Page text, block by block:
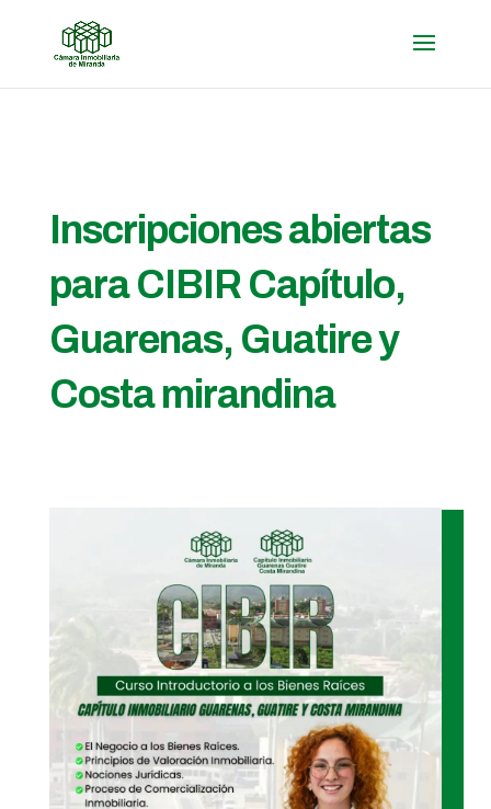
Inscripciones abiertas
para CIBIR Capítulo,
Guarenas, Guatire y
Costa mirandina